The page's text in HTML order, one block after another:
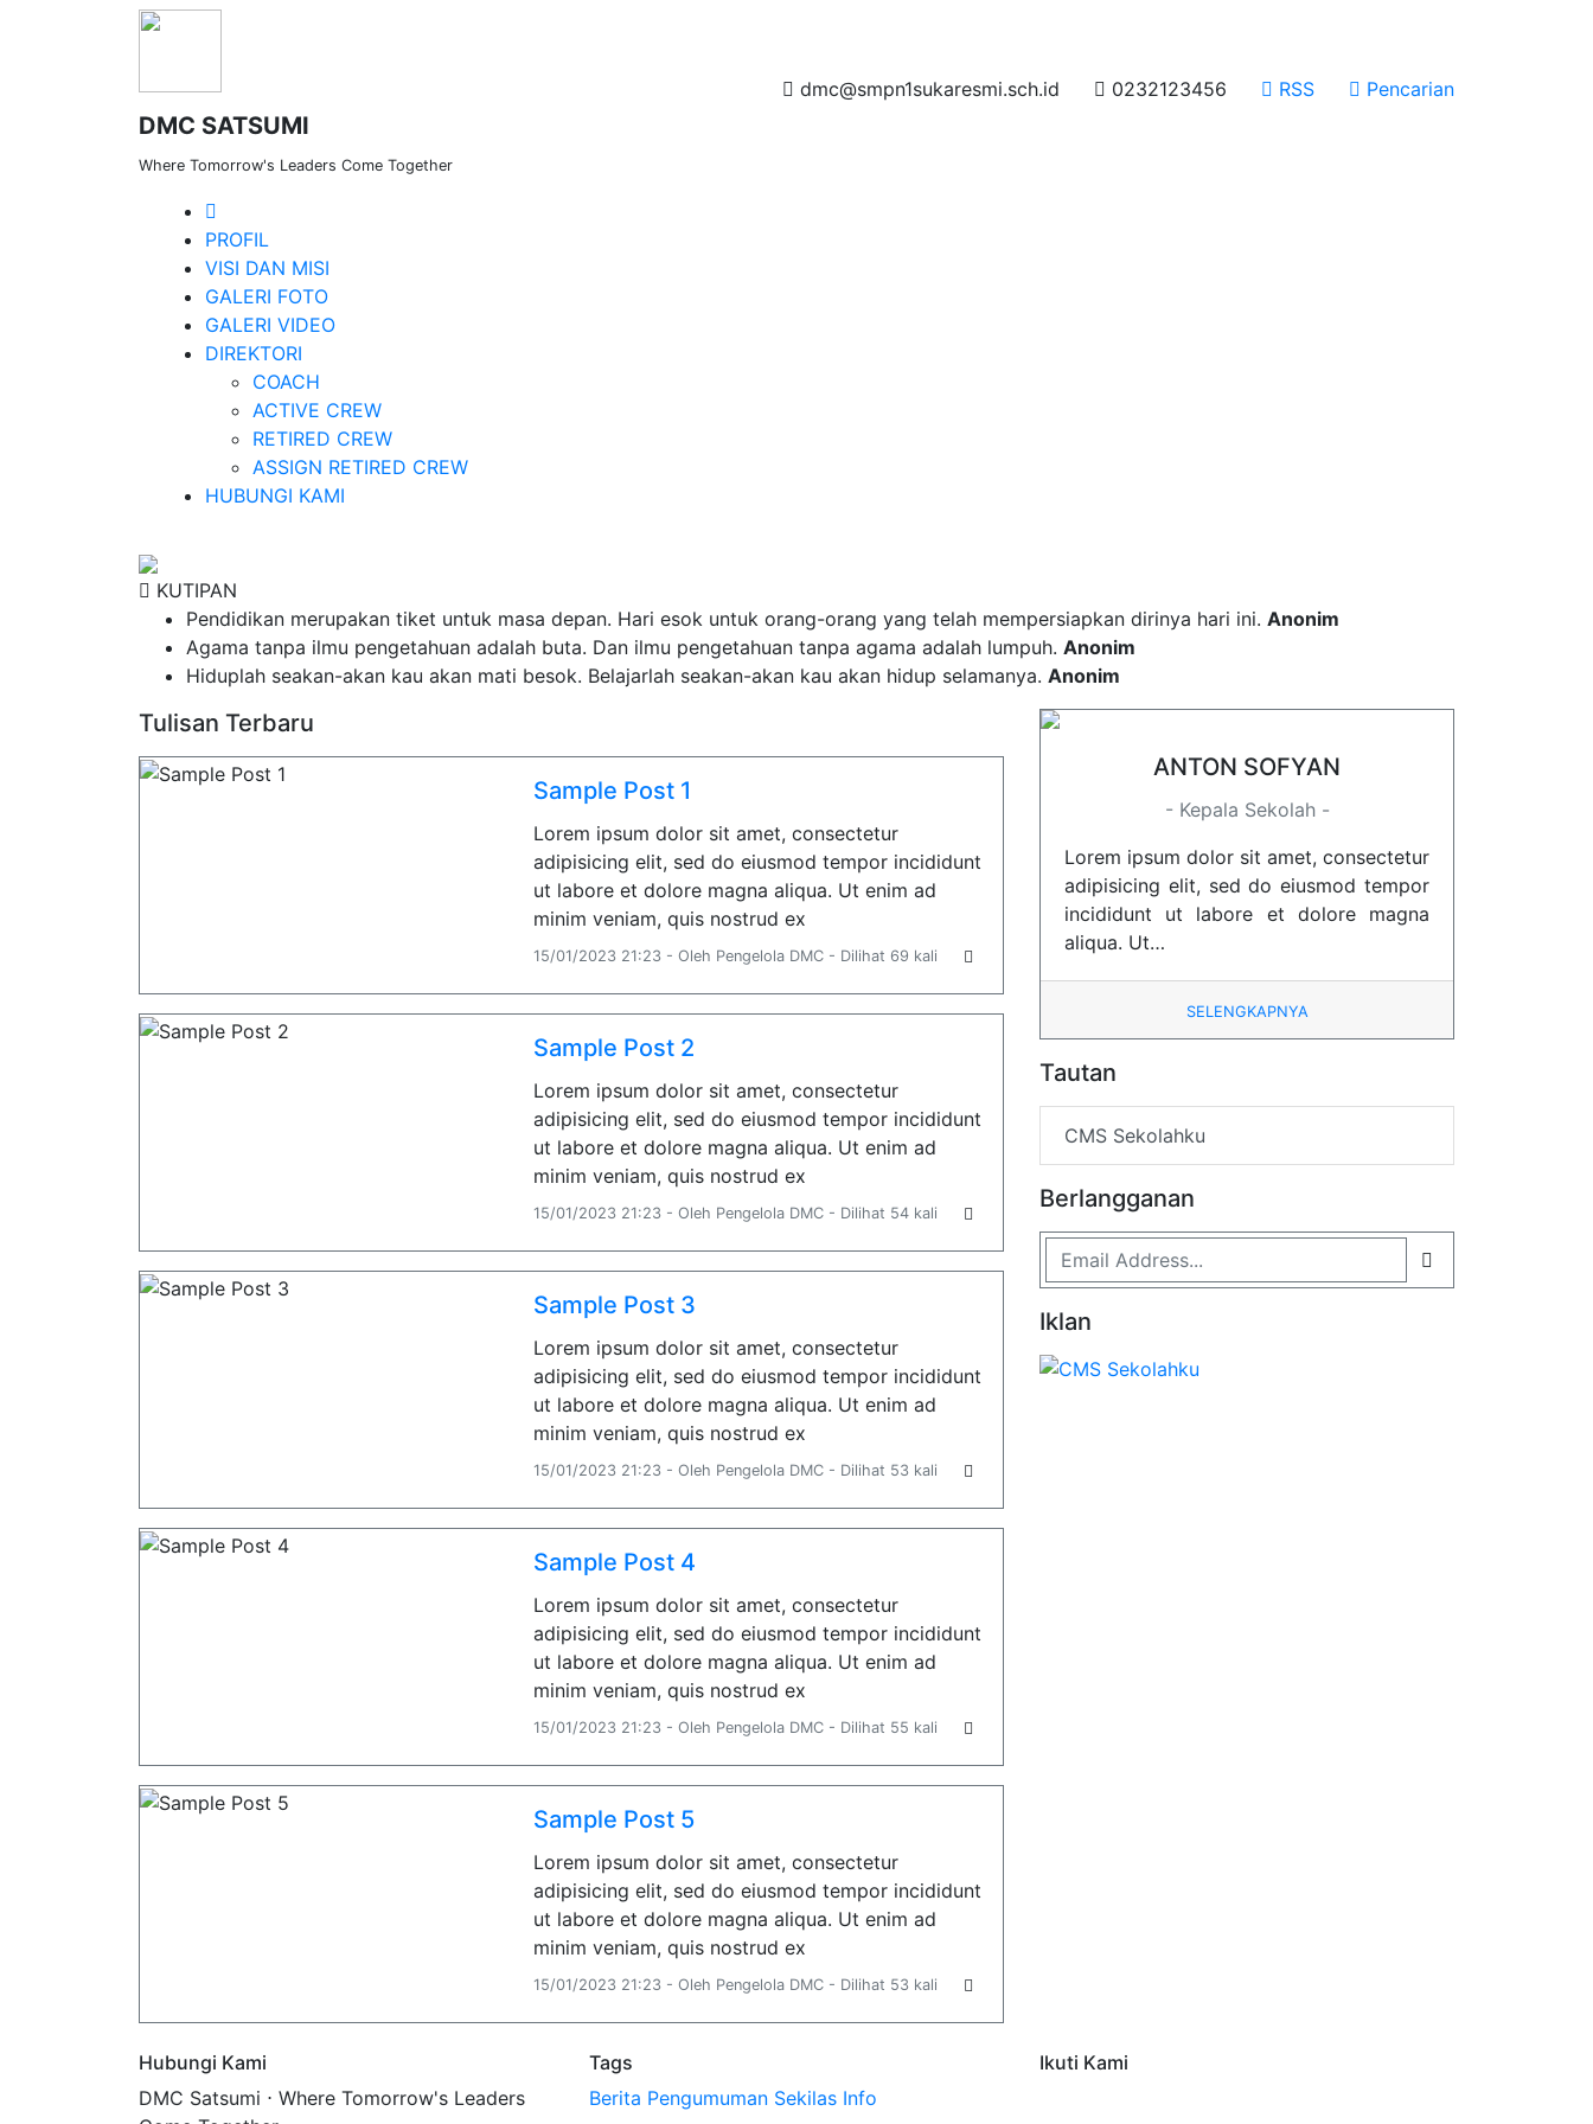
DMC SATSUMI
Where Tomorrow's Leaders Come Together
dmc@smpn1sukaresmi.sch.id 0232123456 RSS Pencarian
PROFIL
VISI DAN MISI
GALERI FOTO
GALERI VIDEO
DIREKTORI
COACH
ACTIVE CREW
RETIRED CREW
ASSIGN RETIRED CREW
HUBUNGI KAMI
Lorem ipsum dolor sit amet, consectetur adipisicing elit, sed do eiusmod tempor incididunt ut labore
KUTIPAN
Pendidikan merupakan tiket untuk masa depan. Hari esok untuk orang-orang yang telah mempersiapkan dirinya hari ini. Anonim
Agama tanpa ilmu pengetahuan adalah buta. Dan ilmu pengetahuan tanpa agama adalah lumpuh. Anonim
Hiduplah seakan-akan kau akan mati besok. Belajarlah seakan-akan kau akan hidup selamanya. Anonim
Tulisan Terbaru
Sample Post 1
Lorem ipsum dolor sit amet, consectetur
adipisicing elit, sed do eiusmod tempor incididunt
ut labore et dolore magna aliqua. Ut enim ad
minim veniam, quis nostrud ex
15/01/2023 21:23 - Oleh Pengelola DMC - Dilihat 69 kali
Sample Post 2
Lorem ipsum dolor sit amet, consectetur
adipisicing elit, sed do eiusmod tempor incididunt
ut labore et dolore magna aliqua. Ut enim ad
minim veniam, quis nostrud ex
15/01/2023 21:23 - Oleh Pengelola DMC - Dilihat 54 kali
Sample Post 3
Lorem ipsum dolor sit amet, consectetur
adipisicing elit, sed do eiusmod tempor incididunt
ut labore et dolore magna aliqua. Ut enim ad
minim veniam, quis nostrud ex
15/01/2023 21:23 - Oleh Pengelola DMC - Dilihat 53 kali
Sample Post 4
Lorem ipsum dolor sit amet, consectetur
adipisicing elit, sed do eiusmod tempor incididunt
ut labore et dolore magna aliqua. Ut enim ad
minim veniam, quis nostrud ex
15/01/2023 21:23 - Oleh Pengelola DMC - Dilihat 55 kali
Sample Post 5
Lorem ipsum dolor sit amet, consectetur
adipisicing elit, sed do eiusmod tempor incididunt
ut labore et dolore magna aliqua. Ut enim ad
minim veniam, quis nostrud ex
15/01/2023 21:23 - Oleh Pengelola DMC - Dilihat 53 kali
ANTON SOFYAN
- Kepala Sekolah -
Lorem ipsum dolor sit amet, consectetur
adipisicing elit, sed do eiusmod tempor
incididunt ut labore et dolore magna
aliqua. Ut…
SELENGKAPNYA
Tautan
CMS Sekolahku
Berlangganan
Iklan
Hubungi Kami
DMC Satsumi ⋅ Where Tomorrow's Leaders
Tags
Berita Pengumuman Sekilas Info
Ikuti Kami